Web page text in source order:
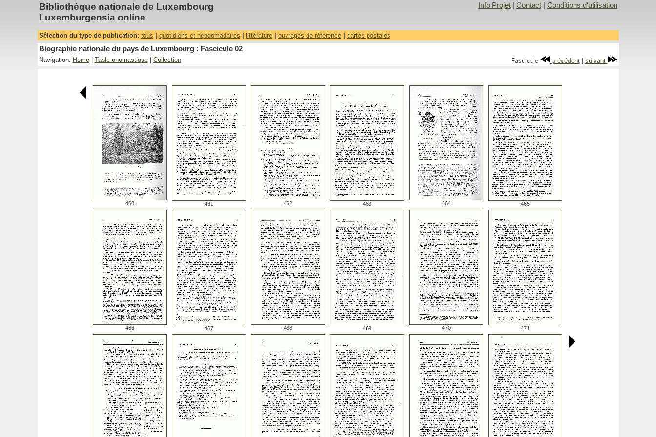
Bibliothèque nationale de Luxembourg
Luxemburgensia online
Info Projet| Contact| Conditions d'utilisation
Sélection du type de publication: tous quotidiens et hebdomadaires littérature| ouvrages de référence| cartes postales
Biographie nationale du pays de Luxembourg : Fascicule 02
Navigation: Home| Table onomastique| Collection Fascicule précédent| suivant
460 461 462 463 464 465
466 467 468 469 470 471